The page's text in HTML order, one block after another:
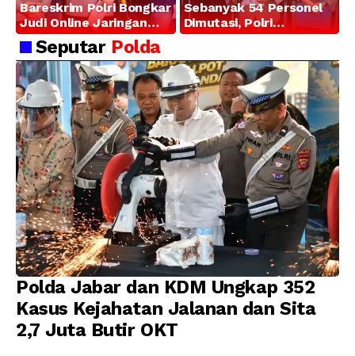
Bareskrim Polri Bongkar
Judi Online Jaringan
Internasional di Jakarta
Barat, 321 WNA
Diamankan
Sebanyak 54 Personel
Dimutasi, Polri
Tegaskan Komitmen
Profesionalisme
Seputar Polda
Polda Jabar dan KDM Ungkap 352
Kasus Kejahatan Jalanan dan Sita
2,7 Juta Butir OKT